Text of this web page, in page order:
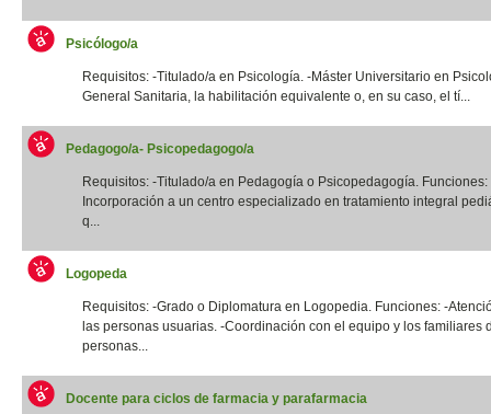
Psicólogo/a
Requisitos: -Titulado/a en Psicología. -Máster Universitario en
General Sanitaria, la habilitación equivalente o, en su caso, el tí...
Pedagogo/a- Psicopedagogo/a
Requisitos: -Titulado/a en Pedagogía o Psicopedagogía. Funciones:
Incorporación a un centro especializado en tratamiento integral
q...
Logopeda
Requisitos: -Grado o Diplomatura en Logopedia. Funciones: -
las personas usuarias. -Coordinación con el equipo y los familiares
personas...
Docente para ciclos de farmacia y parafarmacia